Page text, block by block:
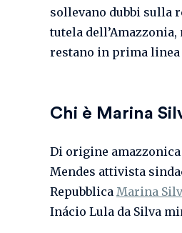
sollevano dubbi sulla
tutela
restano in prima linea
Chi è Marina
Di origine
Mendes attivista
Repubblica Marina
Inácio Lula da Silva